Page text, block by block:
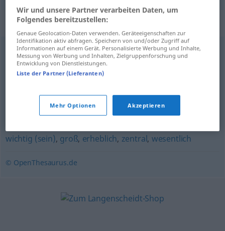
Synonyme für "bedeutsam"
tiefsinnig,gedankenvoll,tief,vielsagend,bedeutungsvoll
wesentlich,wichtig, hauptsächlich
wichtig (sein), groß, erheblich, zentral, wesentlich
© OpenThesaurus.de
Wir und unsere Partner verarbeiten Daten, um
Folgendes bereitzustellen:
Genaue Geolocation-Daten verwenden. Geräteeigenschaften zur
Identifikation aktiv abfragen. Speichern von und/oder Zugriff auf
Informationen auf einem Gerät. Personalisierte Werbung und Inhalte,
Messung von Werbung und Inhalten, Zielgruppenforschung und
Entwicklung von Dienstleistungen.
Liste der Partner (Lieferanten)
Mehr Optionen Akzeptieren